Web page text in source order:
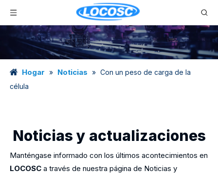
Hogar » Noticias » Con un peso de carga de la
célula
Noticias y actualizaciones
Manténgase informado con los últimos acontecimientos en
LOCOSC a través de nuestra página de Noticias y